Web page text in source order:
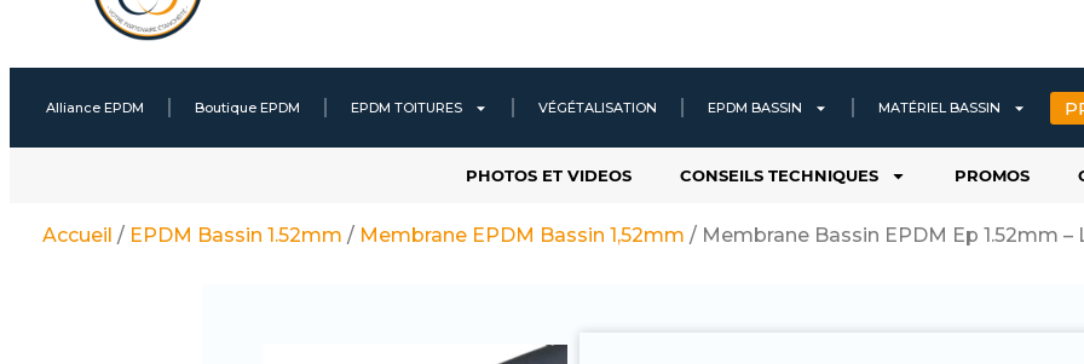
e
b
o
o
t
u
b
e i
Alliance EPDM Boutique EPDM EPDM TOITURES VÉGÉTALISATION EPDM BASSIN MATÉRIEL BASSIN
PHOTOS ET VIDEOS CONSEILS TECHNIQUES PROMOS
Accueil / EPDM Bassin 1.52mm / Membrane EPDM Bassin 1,52mm / Membrane Bassin EPDM Ep 1.52mm –